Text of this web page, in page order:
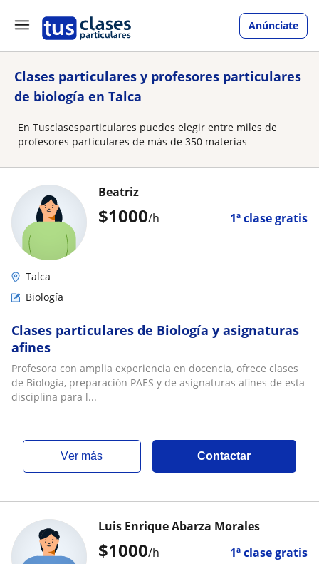
Anúnciate
Clases particulares y profesores particulares
de biología en Talca
En Tusclasesparticulares puedes elegir entre miles de
profesores particulares de más de 350 materias
$1000/h 1ª clase gratis
Beatriz
Talca
Biología
Clases particulares de Biología y asignaturas
afines
Profesora con amplia experiencia en docencia, ofrece clases
de Biología, preparación PAES y de asignaturas afines de esta
disciplina para l...
ver más Contactar
$1000/h 1ª clase gratis
Luis Enrique Abarza Morales